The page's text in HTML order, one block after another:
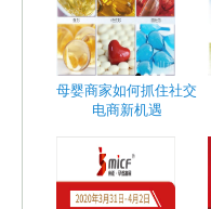
母婴商家如何抓住社交
电商新机遇